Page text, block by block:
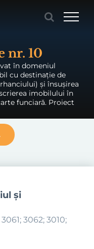
nr. 10
în domeniul
cu destinație de
și însușirea
imobilului în
funciară. Proiect
şi
3062; 3010;